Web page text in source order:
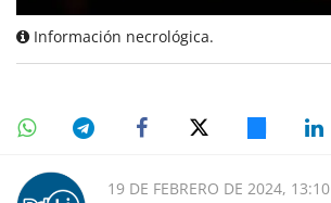
Información necrológica.
19 DE FEBRERO DE 2024, 13:10